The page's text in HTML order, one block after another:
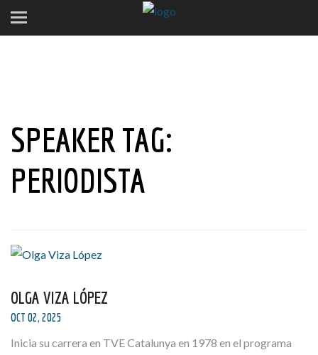
SPEAKER TAG:
PERIODISTA
OLGA VIZA LÓPEZ
OCT 02, 2025
Inicia su carrera en TVE Catalunya en 1978 en el programa